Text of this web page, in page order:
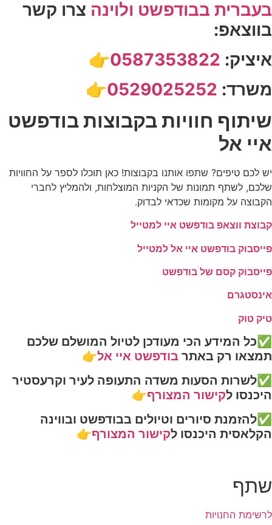
בעברית בבודפשט ולוינה צרו קשר
בווצאפ:
איציק: 0587353822👉
משרד: 0529025252
👉
שיתוף חוויות בקבוצות בודפשט
איי אל
יש לכם טיפים? שתפו אותנו בקבוצות! כאן תוכלו לספר על החוויות
שלכם, לשתף תמונות של הקניות המוצלחות, ולהמליץ לחברי
הקבוצה על מקומות שכדאי לבדוק.
קבוצת ווצאפ בודפשט איי למטייל
פייסבוק בודפשט איי אל למטייל
פייסבוק קסם של בודפשט
אינסטגרם
טיק טוק
✅כל המידע הכי מעודכן לטיול המושלם שלכם
תמצאו רק באתר בודפשט איי אל👉
✅לשרות הסעות משדה התעופה לעיר וקרעסטיר
היכנסו לקישור המצורף👉
✅להזמנת סיורים וטיולים בבודפשט ובווינה
הקלאסית היכנסו לקישור המצורף👉
שתף
לרשימת החנויות